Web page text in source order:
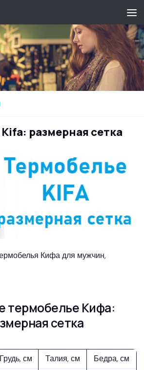
размерная сетка
Кифа для мужчин,
термобелье Кифа:
сетка
Грудь, см Талия, см
Бедра, см